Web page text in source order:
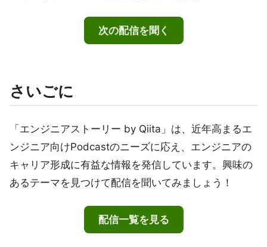
次の配信を聞く
さいごに
「エンジニアストーリー by Qiita」は、近年高まるエ
ンジニア向けPodcastのニーズに応え、エンジニアの
キャリア形成に有益な情報を発信しています。興味の
あるテーマを見つけて配信を聞いてみましょう！
配信一覧を見る